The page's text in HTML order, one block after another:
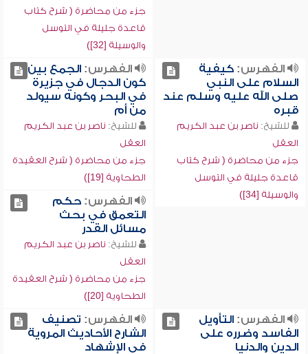
جزء من محاضرة ( شرح كتاب
قاعدة جليلة في التوسل
والوسيلة [32])
الفهرس:كيفية
السلام على النبي
صلى الله عليه وسلم عند
قبره
للشيخ: ناصر بن عبد الكريم
العقل
جزء من محاضرة ( شرح كتاب
قاعدة جليلة في التوسل
والوسيلة [34])
الفهرس:الجمع بين
كون الدجال في جزيرة
في البحر وكونه سيولد
من أم
للشيخ: ناصر بن عبد الكريم
العقل
جزء من محاضرة ( شرح العقيدة
الطحاوية [19])
الفهرس:حكم
التعمق في بحث
مسائل القدر
للشيخ: ناصر بن عبد الكريم
العقل
جزء من محاضرة ( شرح العقيدة
الطحاوية [20])
الفهرس:التأويل
الفاسد وضرره على
الدين والدنيا
الفهرس: تصنيف
الشارح الأحاديث المروية
في الإشهاد